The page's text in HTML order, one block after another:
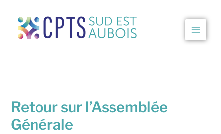
contenu
Retour sur l’Assemblée
Générale